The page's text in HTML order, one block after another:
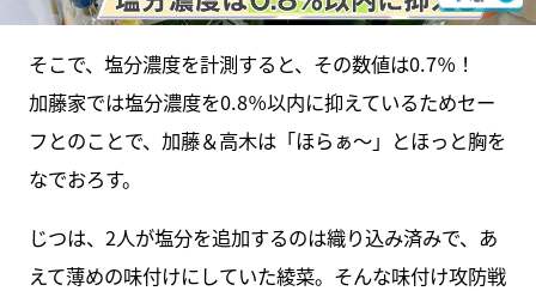
そこで、塩分濃度を計測すると、その数値は0.7％！
加藤家では塩分濃度を0.8％以内に抑えているためセー
フとのことで、加藤＆高木は「ほらぁ～」とほっと胸を
なでおろす。
じつは、2人が塩分を追加するのは織り込み済みで、あ
えて薄めの味付けにしていた綾菜。そんな味付け攻防戦